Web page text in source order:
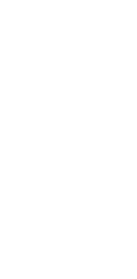
접 관련 구성 항목을 참
데이터에서 채워진 영향받
대한 중단을 추적하고
면 영향을 받는 CI 패널이
했습니까?